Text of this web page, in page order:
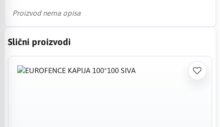
Proizvod nema opisa
Slični proizvodi